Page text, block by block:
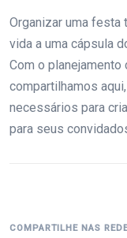
Organizar uma festa
vida a uma cápsula
Com o
compartilhamos
necessários para
para seus
COMPARTILHE NAS